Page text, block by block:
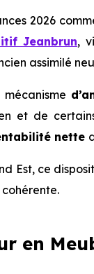
2026
Jeanbrun,
assimilé
et de certains
nette
Est, ce
en